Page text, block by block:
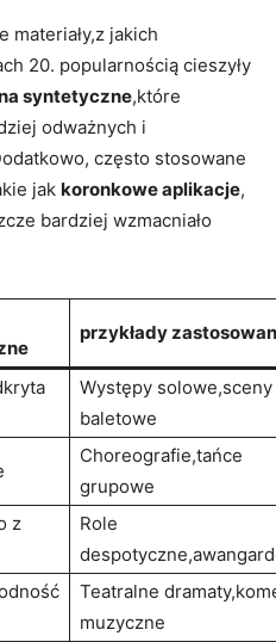
materiały,z jakich
20. popularnością cieszyły
syntetyczne,które
odważnych i
często stosowane
jak koronkowe aplikacje,
bardziej wzmacniało
przykłady
Występy solowe,sceny
baletowe
Choreografie,tańce
grupowe
z
Role
Teatralne
muzyczne